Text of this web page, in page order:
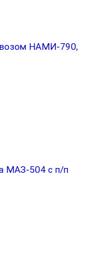
НАМИ-790,
МАЗ-504 с п/п